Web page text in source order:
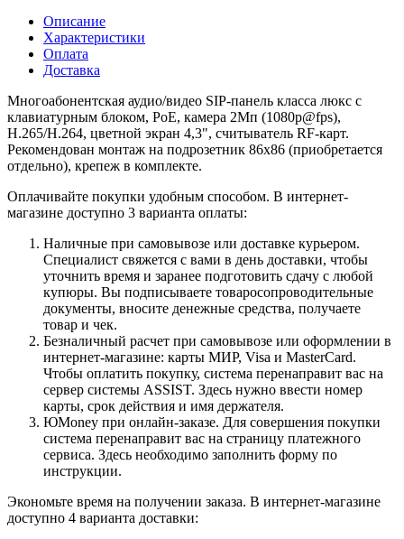
Описание
Характеристики
Оплата
Доставка
Многоабонентская аудио/видео SIP-панель класса люкс с
клавиатурным блоком, РоЕ, камера 2Мп (1080р@fps),
H.265/H.264, цветной экран 4,3", считыватель RF-карт.
Рекомендован монтаж на подрозетник 86х86 (приобретается
отдельно), крепеж в комплекте.
Оплачивайте покупки удобным способом. В интернет-
магазине доступно 3 варианта оплаты:
Наличные при самовывозе или доставке курьером.
Специалист свяжется с вами в день доставки, чтобы
уточнить время и заранее подготовить сдачу с любой
купюры. Вы подписываете товаросопроводительные
документы, вносите денежные средства, получаете
товар и чек.
Безналичный расчет при самовывозе или оформлении в
интернет-магазине: карты МИР, Visa и MasterCard.
Чтобы оплатить покупку, система перенаправит вас на
сервер системы ASSIST. Здесь нужно ввести номер
карты, срок действия и имя держателя.
ЮMoney при онлайн-заказе. Для совершения покупки
система перенаправит вас на страницу платежного
сервиса. Здесь необходимо заполнить форму по
инструкции.
Экономьте время на получении заказа. В интернет-магазине
доступно 4 варианта доставки: